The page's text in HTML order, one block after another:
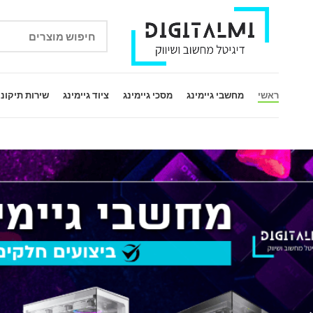
ראשי מחשבי גיימינג מסכי גיימינג ציוד גיימינג שירות